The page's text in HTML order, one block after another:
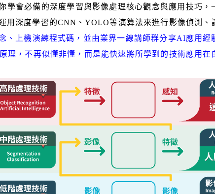
學會必備的深度學習與影像處理核心觀念與應用技巧，
用深度學習的CNN、YOLO等演算法來進行影像偵測、
、上機演練程式碼， 並由業界一線講師群分享AI應用經
理，不再似懂非懂，而是能快速將所學到的技術應用在